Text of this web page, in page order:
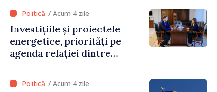
nevoie de multă energie și
stabilitate pentru a reuși”
/ Acum 4 zile
Investițiile și proiectele
energetice, priorități pe
agenda relației dintre
/ Acum 4 zile